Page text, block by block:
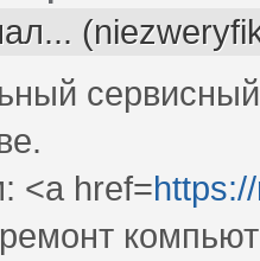
<a href=
ремонт